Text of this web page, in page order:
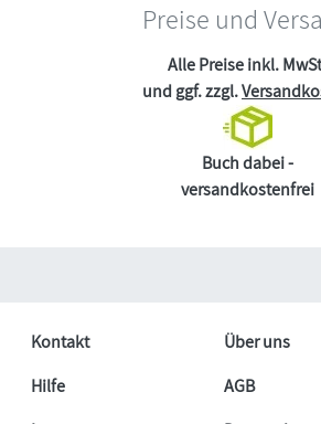
Preise und
Alle Preise inkl.
und ggf. zzgl.
Buch dabei -
versandkostenfrei
Kontakt
Über uns
Hilfe
AGB